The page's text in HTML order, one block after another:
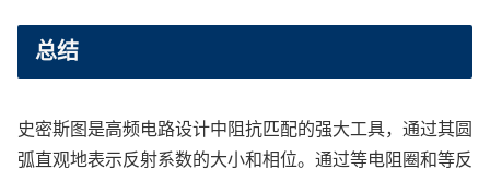
总结
史密斯图是高频电路设计中阻抗匹配的强大工具，通过其圆
弧直观地表示反射系数的大小和相位。通过等电阻圈和等反